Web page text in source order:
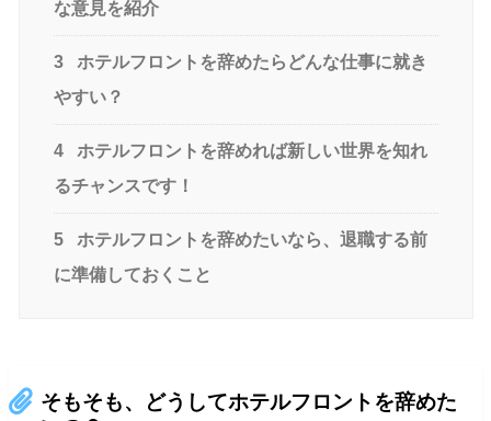
な意見を紹介
3
ホテルフロントを辞めたらどんな仕事に就き
やすい？
4
ホテルフロントを辞めれば新しい世界を知れ
るチャンスです！
5
ホテルフロントを辞めたいなら、退職する前
に準備しておくこと
そもそも、どうしてホテルフロントを辞めた